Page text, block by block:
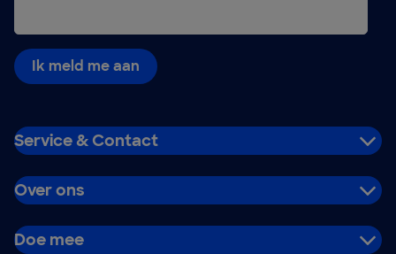
Ik meld me aan
Service & Contact
Over ons
Doe mee